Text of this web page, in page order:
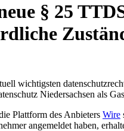
§ 25
wichtigsten
Niedersachsen als
Plattform des Anbieters Wire
angemeldet haben,